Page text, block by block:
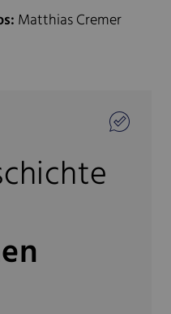
Matthias Cremer